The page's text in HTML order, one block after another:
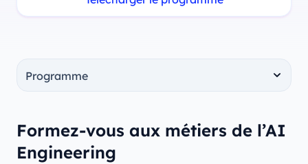
Formez-vous aux métiers de l’AI
Engineering